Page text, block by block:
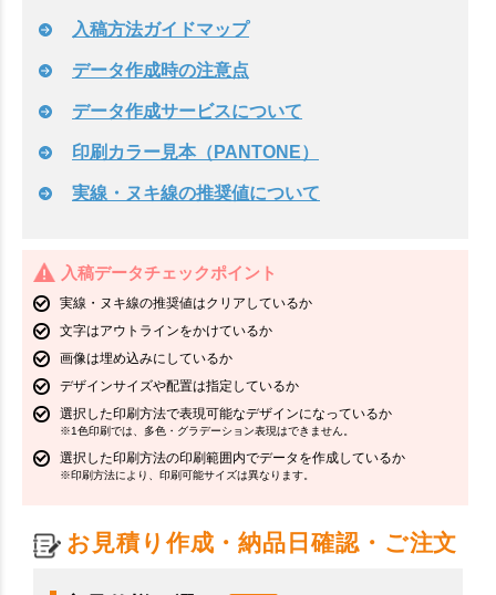
入稿方法ガイドマップ
データ作成時の注意点
データ作成サービスについて
印刷カラー見本（PANTONE）
実線・ヌキ線の推奨値について
入稿データチェックポイント
実線・ヌキ線の推奨値はクリアしているか
文字はアウトラインをかけているか
画像は埋め込みにしているか
デザインサイズや配置は指定しているか
選択した印刷方法で表現可能なデザインになっているか
※1色印刷では、多色・グラデーション表現はできません。
選択した印刷方法の印刷範囲内でデータを作成しているか
※印刷方法により、印刷可能サイズは異なります。
お見積り作成・納品日確認・ご注文